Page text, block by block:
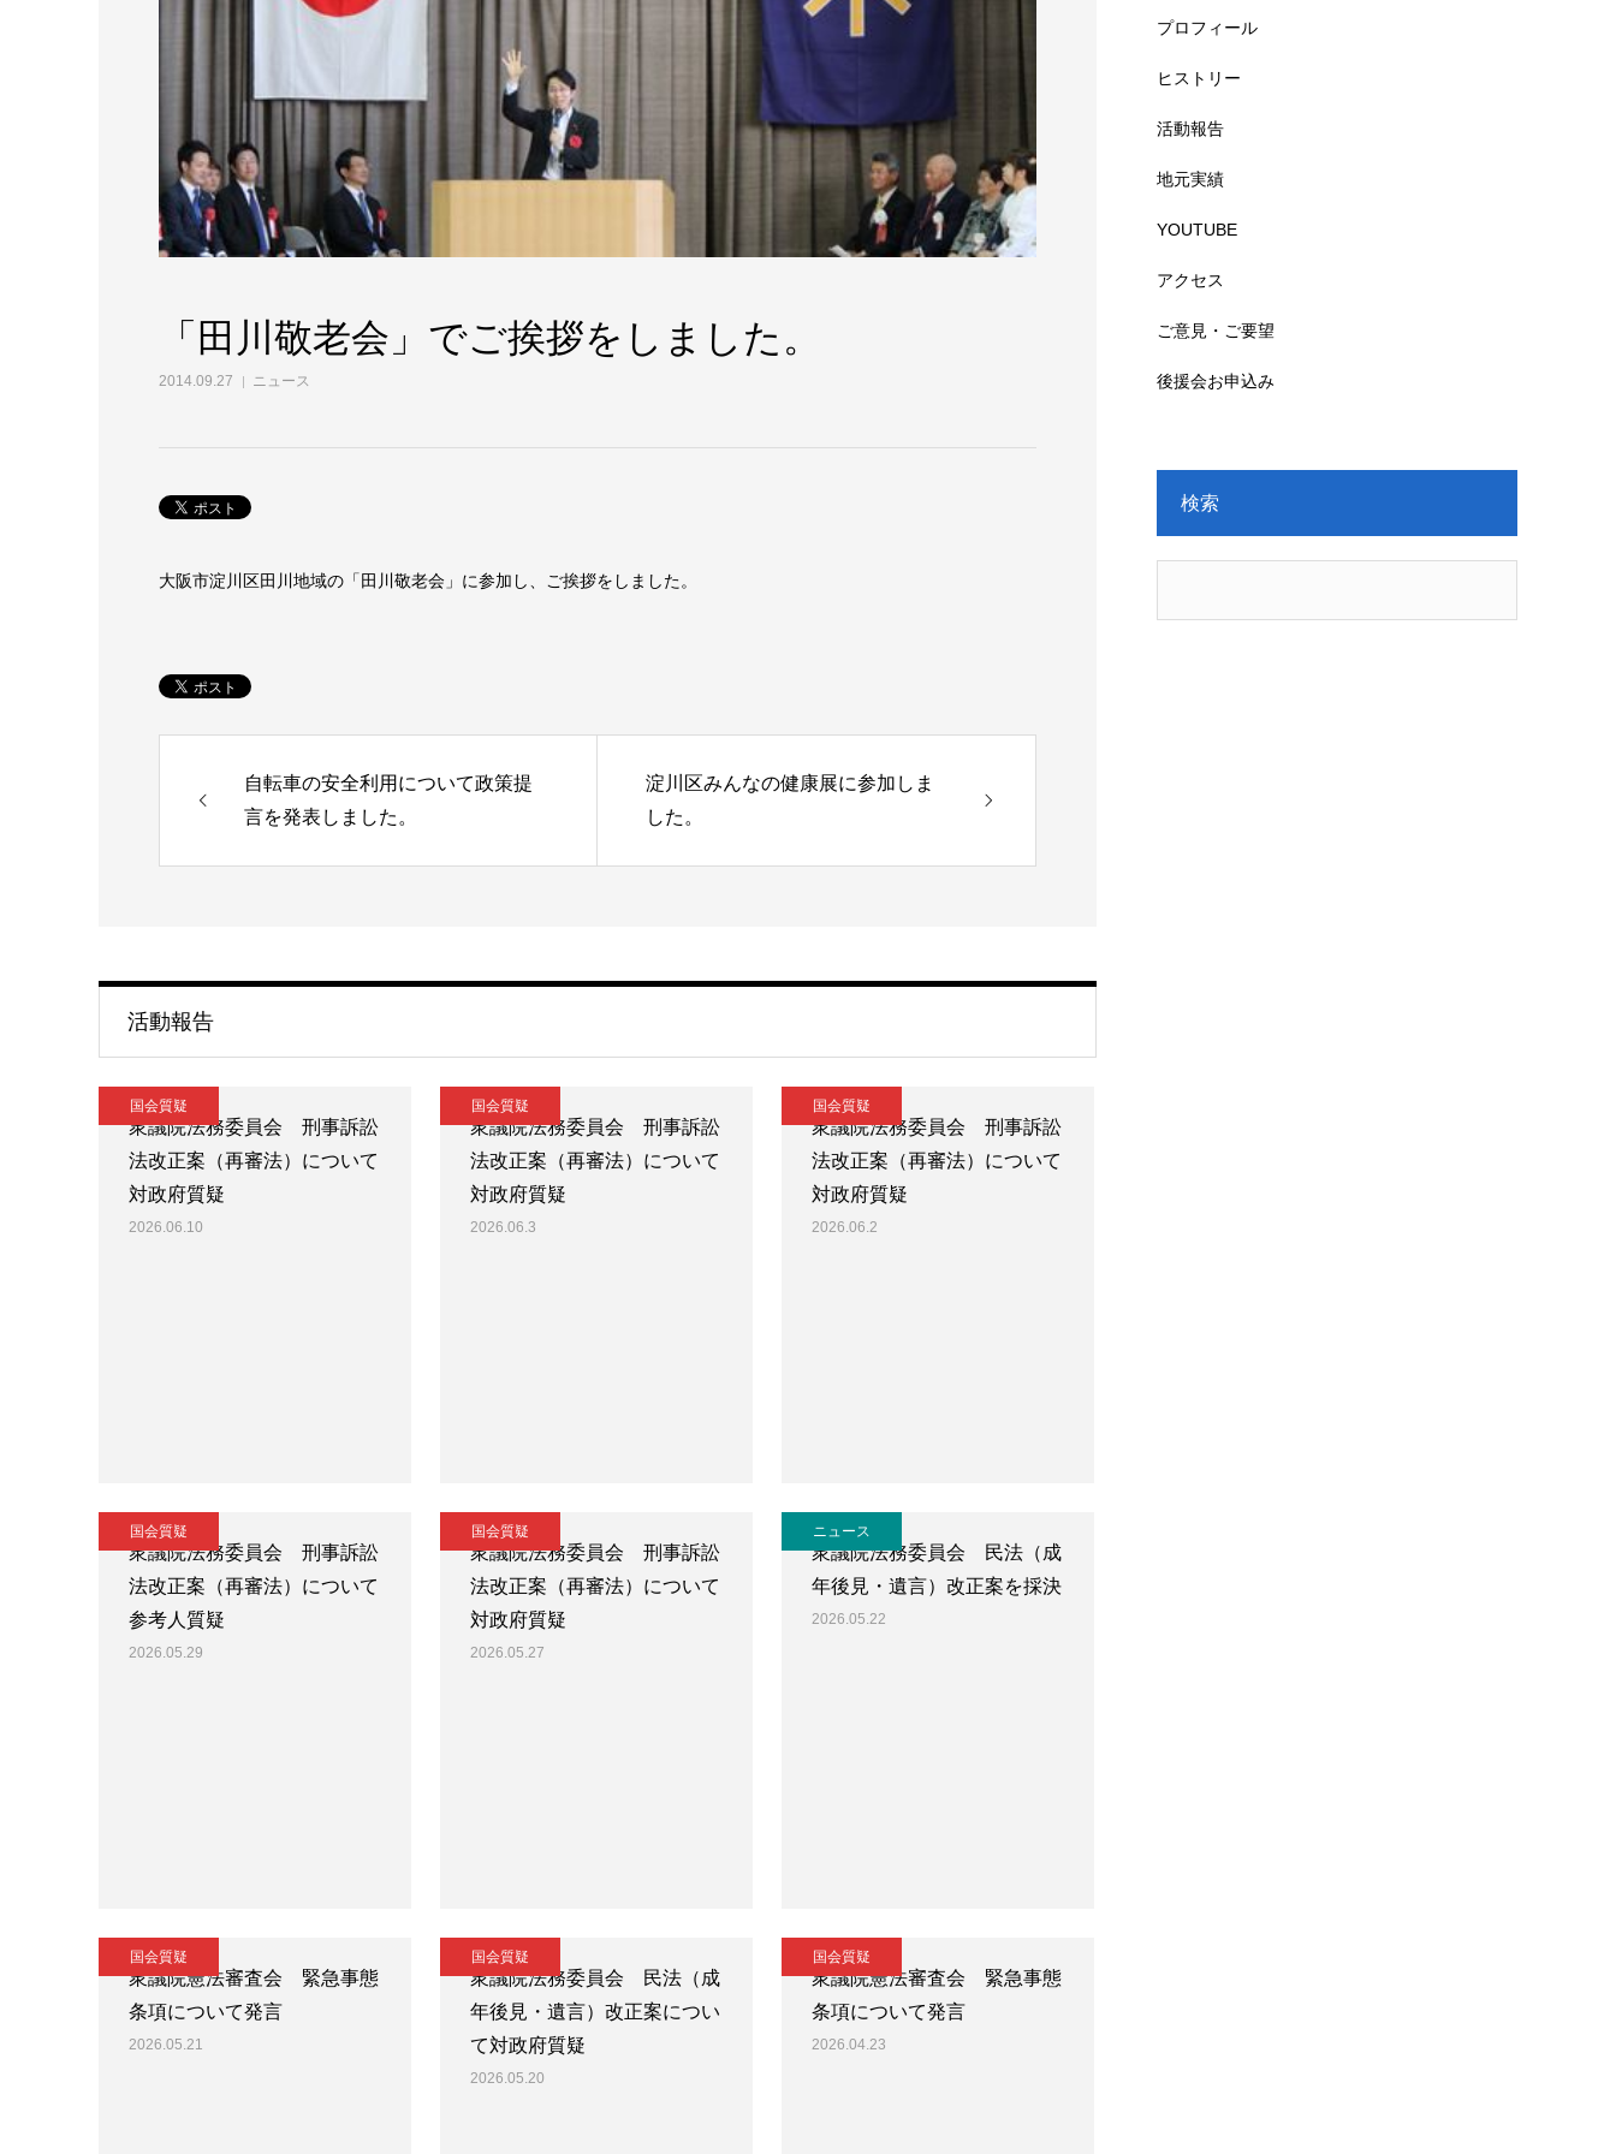
「田川敬老会」でご挨拶をしました。
2014.09.27 ニュース
大阪市淀川区田川地域の「田川敬老会」に参加し、ご挨拶をしました。
自転車の安全利用について政策提
言を発表しました。
淀川区みんなの健康展に参加しま
した。
活動報告
国会質疑
衆議院法務委員会 刑事訴訟
法改正案（再審法）について
対政府質疑
2026.06.10
国会質疑
衆議院法務委員会 刑事訴訟
法改正案（再審法）について
対政府質疑
2026.06.3
国会質疑
衆議院法務委員会 刑事訴訟
法改正案（再審法）について
対政府質疑
2026.06.2
国会質疑
衆議院法務委員会 刑事訴訟
法改正案（再審法）について
参考人質疑
2026.05.29
国会質疑
衆議院法務委員会 刑事訴訟
法改正案（再審法）について
対政府質疑
2026.05.27
ニュース
衆議院法務委員会 民法（成
年後見・遺言）改正案を採決
2026.05.22
国会質疑
衆議院憲法審査会 緊急事態
条項について発言
2026.05.21
国会質疑
衆議院法務委員会 民法（成
年後見・遺言）改正案につい
て対政府質疑
2026.05.20
国会質疑
衆議院憲法審査会 緊急事態
条項について発言
2026.04.23
プロフィール
ヒストリー
活動報告
地元実績
YOUTUBE
アクセス
ご意見・ご要望
後援会お申込み
検索